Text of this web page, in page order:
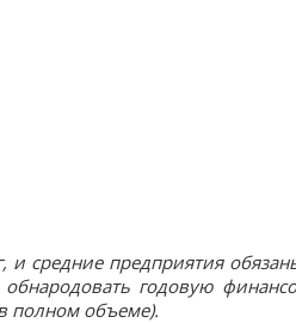
и средние предприятия
годовую
полном объеме).